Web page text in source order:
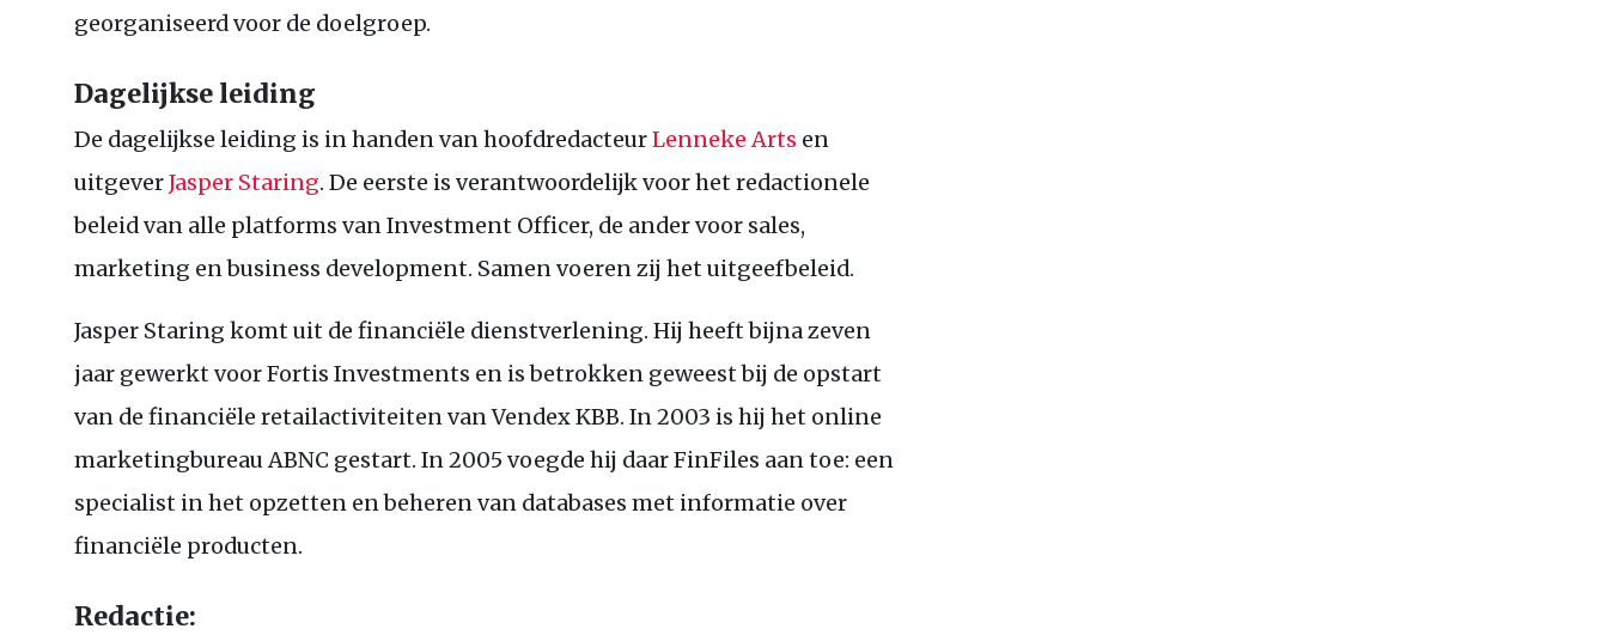
georganiseerd voor de doelgroep.
Dagelijkse leiding
De dagelijkse leiding is in handen van hoofdredacteurLenneke Arts en
uitgeverJasper Staring. De eerste is verantwoordelijk voor het redactionele
beleid van alle platforms van Investment Officer, de ander voor sales,
marketing en business development. Samen voeren zij het uitgeefbeleid.
Jasper Staring komt uit de financiële dienstverlening. Hij heeft bijna zeven
jaar gewerkt voor Fortis Investments en is betrokken geweest bij de opstart
van de financiële retailactiviteiten van VendexKBB. In 2003 is hij het online
marketingbureauABNC gestart. In 2005 voegde hij daar FinFiles aan toe: een
specialist in het opzetten en beheren van databases met informatie over
financiële producten.
Redactie: